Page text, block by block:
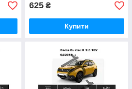
625 ₴
Купити